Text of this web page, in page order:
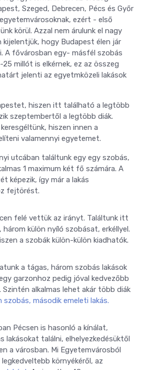
Szeged, Debrecen, Pécs és Győr
ezért - első
körül. Azzal nem árulunk el nagy
kijelentjük, hogy Budapest élen jár
A fővárosban egy- másfél szobás
millót is elkérnek, ez az összeg
jelenti az egyetmközeli lakások
hiszen itt található a legtöbb
szeptembertől a legtöbb diák.
hiszen innen a
valamennyi egyetemet.
utcában találtunk egy egy szobás,
1 maximum két fő számára. A
képezik, így már a lakás
fejtörést.
felé vettük az irányt. Találtunk itt
három külön nyíló szobásat, erkéllyel.
a szobák külön-külön kiadhatók.
a tágas, három szobás lakások
garzonhoz pedig jóval kedvezőbb
alkalmas lehet akár több diák
szobás, második emeleti lakás.
Pécsen is hasonló a kínálat,
lakásokat találni, elhelyezkedésüktől
a városban. Mi Egyetemvárosból
környékéről, az